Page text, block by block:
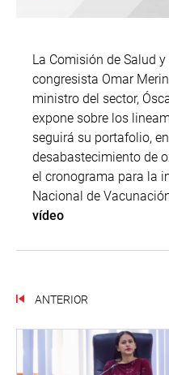
La Comisión de Salud
congresista Omar
ministro del sector,
expone sobre los
seguirá su portafolio,
desabastecimiento de
el cronograma para la
Nacional de
vídeo
ANTERIOR